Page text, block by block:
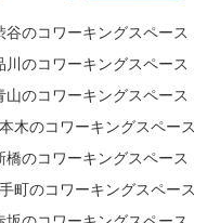
谷のコワーキングスペース
川のコワーキングスペース
山のコワーキングスペース
木のコワーキングスペース
橋のコワーキングスペース
町のコワーキングスペース